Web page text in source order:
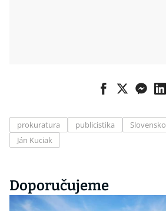
prokuratura publicistika Slovensko
Ján Kuciak
Doporučujeme